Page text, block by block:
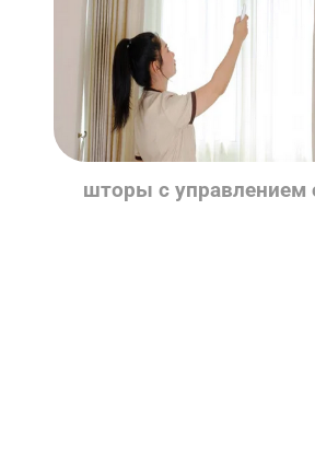
шторы c управлением